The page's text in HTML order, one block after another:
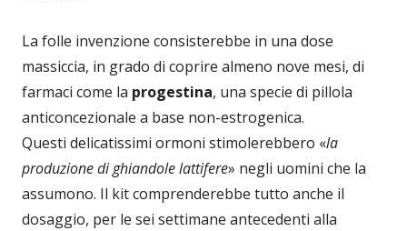
La folle invenzione consisterebbe in una dose
massiccia, in grado di coprire almeno nove mesi, di
farmaci come la progestina, una specie di pillola
anticoncezionale a base non-estrogenica.
Questi delicatissimi ormoni stimolerebbero «la
produzione di ghiandole lattifere» negli uomini che la
assumono. Il kit comprenderebbe tutto anche il
dosaggio, per le sei settimane antecedenti alla